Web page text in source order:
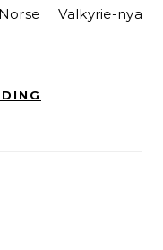
Valkyrie-nya